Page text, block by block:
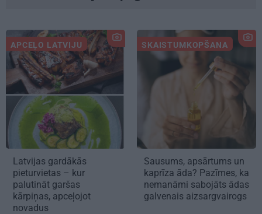
APCEĻO LATVIJU
Latvijas gardākās
pieturvietas – kur
palutināt garšas
kārpiņas, apceļojot
novadus
SKAISTUMKOPŠANA
Sausums, apsārtums un
kaprīza āda? Pazīmes, ka
nemanāmi sabojāts ādas
galvenais aizsargvairogs